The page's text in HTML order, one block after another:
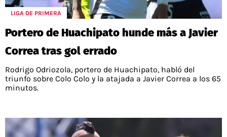
LIGA DE PRIMERA
Portero de Huachipato hunde más a Javier
Correa tras gol errado
Rodrigo Odriozola, portero de Huachipato, habló del
triunfo sobre Colo Colo y la atajada a Javier Correa a los 65
minutos.